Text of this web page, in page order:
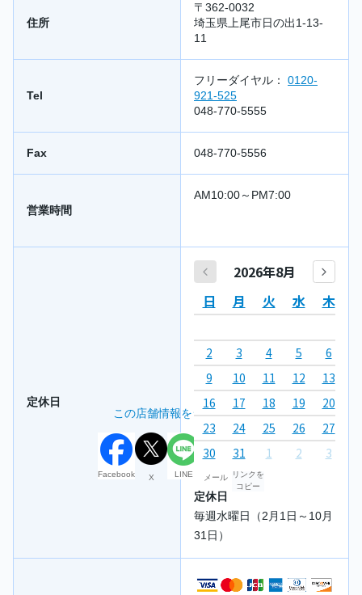
この店舗情報をシェアする
Facebook X LINE メール
リンクを
コピー
住所
〒362-0032
埼玉県上尾市日の出1-13-
11
Tel
フリーダイヤル： 0120-
921-525
048-770-5555
Fax 048-770-5556
営業時間
AM10:00～PM7:00
定休日
2026年8月
日
月 火 水 木
2 3 4 5 6
9
10 11 12 13
16
17 18 19 20
23
24 25 26 27
30
31 1 2 3
定休日
毎週水曜日（2月1日～10月
31日）